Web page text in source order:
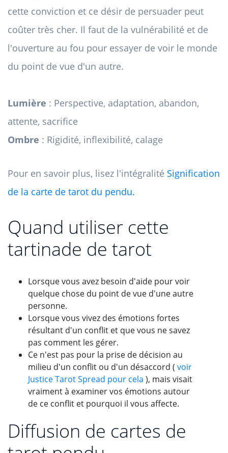
cette conviction et ce désir de persuader peut
coûter très cher. Il faut de la vulnérabilité et de
l'ouverture au fou pour essayer de voir le monde
du point de vue d'un autre.
Lumière : Perspective, adaptation, abandon,
attente, sacrifice
Ombre : Rigidité, inflexibilité, calage
Pour en savoir plus, lisez l'intégralité Signification
de la carte de tarot du pendu.
Quand utiliser cette
tartinade de tarot
Lorsque vous avez besoin d'aide pour voir
quelque chose du point de vue d'une autre
personne.
Lorsque vous vivez des émotions fortes
résultant d'un conflit et que vous ne savez
pas comment les gérer.
Ce n'est pas pour la prise de décision au
milieu d'un conflit ou d'un désaccord ( voir
Justice Tarot Spread pour cela ), mais visait
vraiment à examiner vos émotions autour
de ce conflit et pourquoi il vous affecte.
Diffusion de cartes de